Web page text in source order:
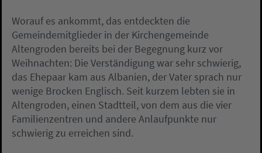
Worauf es ankommt, das entdeckten die
Gemeindemitglieder in der Kirchengemeinde
Altengroden bereits bei der Begegnung kurz vor
Weihnachten: Die Verständigung war sehr schwierig,
das Ehepaar kam aus Albanien, der Vater sprach nur
wenige Brocken Englisch. Seit kurzem lebten sie in
Altengroden, einen Stadtteil, von dem aus die vier
Familienzentren und andere Anlaufpunkte nur
schwierig zu erreichen sind.